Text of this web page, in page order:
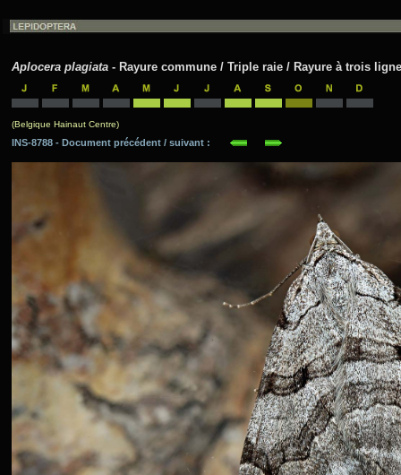
Aplocera plagiata - Rayure commune / Triple raie / Rayure à trois
(Belgique Hainaut Centre)
INS-8788 - Document précédent / suivant :